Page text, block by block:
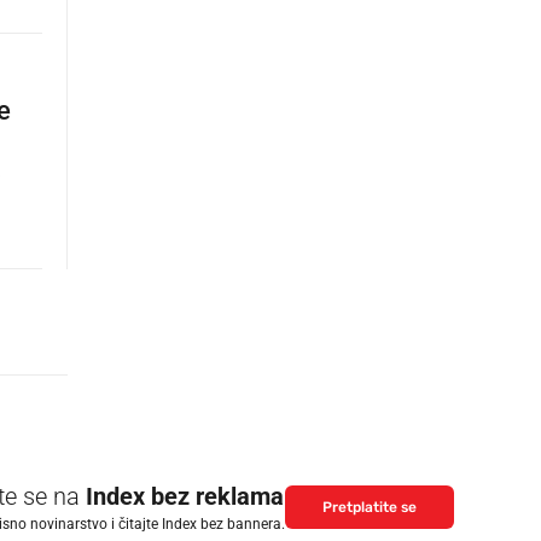
se na Index bez reklama
novinarstvo i čitajte Index bez bannera.
Pretplatite se